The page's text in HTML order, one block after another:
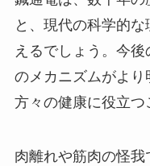
と、現代の科学的
えるでしょう。今
のメカニズムがよ
方々の健康に役立つ
肉離れや筋肉の怪